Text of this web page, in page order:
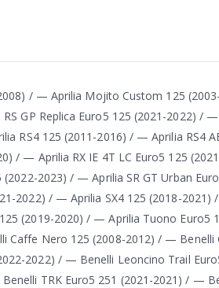
/ — Aprilia Mojito Custom 125
GP Replica Euro5 125 (2021-2022) /
RS4 125 (2011-2016) / — Aprilia RS4
/ — Aprilia RX IE 4T LC Euro5 125
2023) / — Aprilia SR GT Urban
2022) / — Aprilia SX4 125 (2018-
(2019-2020) / — Aprilia Tuono Euro5
Caffe Nero 125 (2008-2012) / —
2022) / — Benelli Leoncino Trail
TRK Euro5 251 (2021-2021) / —